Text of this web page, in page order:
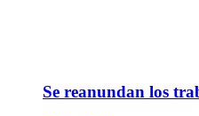
Se reanundan los